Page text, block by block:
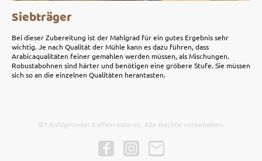
Siebträger
Bei dieser Zubereitung ist der Mahlgrad für ein gutes Ergebnis sehr
wichtig. Je nach Qualität der Mühle kann es dazu führen, dass
Arabicaqualitäten feiner gemahlen werden müssen, als Mischungen.
Robustabohnen sind härter und benötigen eine gröbere Stufe. Sie müssen
sich so an die einzelnen Qualitäten herantasten.
©1.Kahlgründer Kaffeerösterei, Alle Rechte vorbehalten.